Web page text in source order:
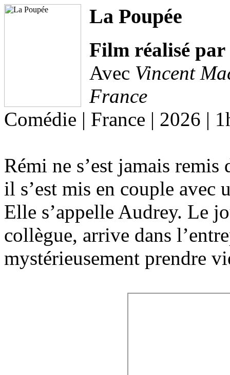
La Poupée
Film réalisé par
Avec Vincent
France
Comédie | France | 2026 |
Rémi ne s’est jamais
il s’est mis en couple avec
Elle s’appelle Audrey. Le
collègue, arrive dans
mystérieusement prendre